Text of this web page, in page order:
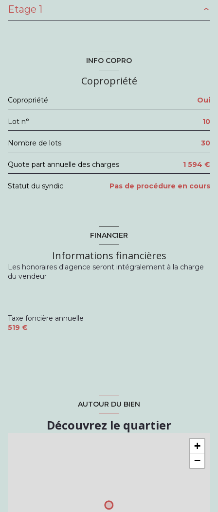
cuisine
Etage 1
INFO COPRO
Copropriété
Copropriété Oui
Lot n° 10
Nombre de lots 30
Quote part annuelle des charges 1 594 €
Statut du syndic Pas de procédure en cours
FINANCIER
Informations financières
Les honoraires d'agence seront intégralement à la charge
du vendeur
Taxe foncière annuelle
519 €
AUTOUR DU BIEN
Découvrez le quartier
+
−